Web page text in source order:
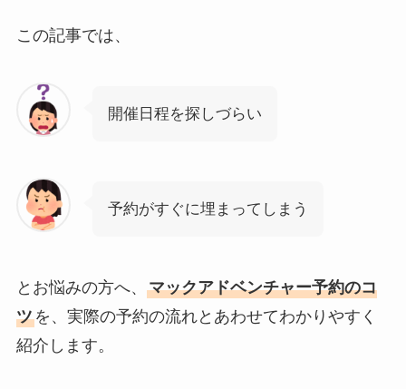
この記事では、
開催日程を探しづらい
予約がすぐに埋まってしまう
とお悩みの方へ、 マックアドベンチャー予約のコ
ツを、実際の予約の流れとあわせてわかりやすく
紹介します。